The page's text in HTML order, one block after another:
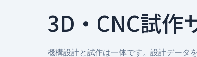
3D・CNC試作
機構設計と試作は一体です。設計データ